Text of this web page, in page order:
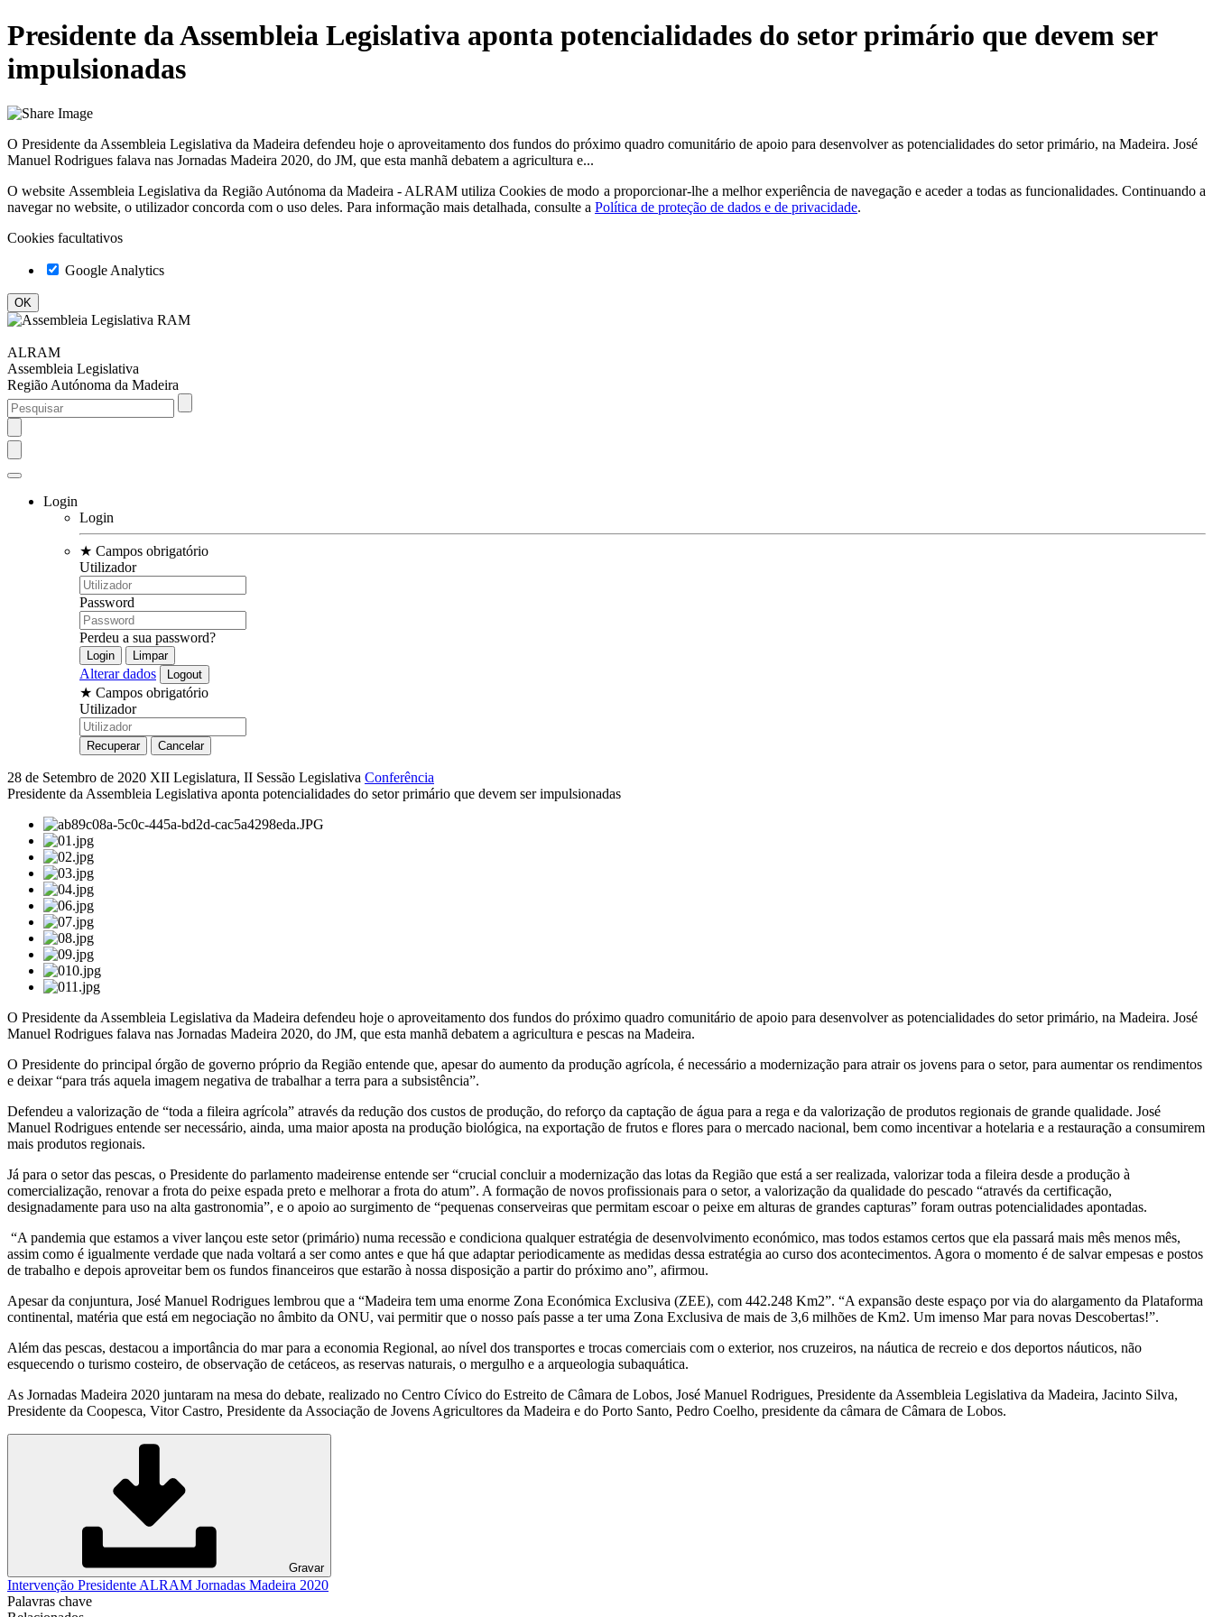
Presidente da Assembleia Legislativa aponta potencialidades do setor primário que devem ser
impulsionadas
O Presidente da Assembleia Legislativa da Madeira defendeu hoje o aproveitamento dos fundos do próximo quadro comunitário de apoio para desenvolver as potencialidades do setor primário, na Madeira. José
Manuel Rodrigues falava nas Jornadas Madeira 2020, do JM, que esta manhã debatem a agricultura e...
O website Assembleia Legislativa da Região Autónoma da Madeira - ALRAM utiliza Cookies de modo a proporcionar-lhe a melhor experiência de navegação e aceder a todas as funcionalidades. Continuando a
navegar no website, o utilizador concorda com o uso deles. Para informação mais detalhada, consulte a Política de proteção de dados e de privacidade.
Cookies facultativos
Google Analytics
ALRAM
Assembleia Legislativa
Região Autónoma da Madeira
Login
Login
★ Campos obrigatório
Utilizador
Password
Perdeu a sua password?
Alterar dados
★ Campos obrigatório
Utilizador
28 de Setembro de 2020 XII Legislatura, II Sessão Legislativa Conferência
Presidente da Assembleia Legislativa aponta potencialidades do setor primário que devem ser impulsionadas
O Presidente da Assembleia Legislativa da Madeira defendeu hoje o aproveitamento dos fundos do próximo quadro comunitário de apoio para desenvolver as potencialidades do setor primário, na Madeira. José
Manuel Rodrigues falava nas Jornadas Madeira 2020, do JM, que esta manhã debatem a agricultura e pescas na Madeira.
O Presidente do principal órgão de governo próprio da Região entende que, apesar do aumento da produção agrícola, é necessário a modernização para atrair os jovens para o setor, para aumentar os rendimentos
e deixar “para trás aquela imagem negativa de trabalhar a terra para a subsistência”.
Defendeu a valorização de “toda a fileira agrícola” através da redução dos custos de produção, do reforço da captação de água para a rega e da valorização de produtos regionais de grande qualidade. José
Manuel Rodrigues entende ser necessário, ainda, uma maior aposta na produção biológica, na exportação de frutos e flores para o mercado nacional, bem como incentivar a hotelaria e a restauração a consumirem
mais produtos regionais.
Já para o setor das pescas, o Presidente do parlamento madeirense entende ser “crucial concluir a modernização das lotas da Região que está a ser realizada, valorizar toda a fileira desde a produção à
comercialização, renovar a frota do peixe espada preto e melhorar a frota do atum”. A formação de novos profissionais para o setor, a valorização da qualidade do pescado “através da certificação,
designadamente para uso na alta gastronomia”, e o apoio ao surgimento de “pequenas conserveiras que permitam escoar o peixe em alturas de grandes capturas” foram outras potencialidades apontadas.
“A pandemia que estamos a viver lançou este setor (primário) numa recessão e condiciona qualquer estratégia de desenvolvimento económico, mas todos estamos certos que ela passará mais mês menos mês,
assim como é igualmente verdade que nada voltará a ser como antes e que há que adaptar periodicamente as medidas dessa estratégia ao curso dos acontecimentos. Agora o momento é de salvar empesas e postos
de trabalho e depois aproveitar bem os fundos financeiros que estarão à nossa disposição a partir do próximo ano”, afirmou.
Apesar da conjuntura, José Manuel Rodrigues lembrou que a “Madeira tem uma enorme Zona Económica Exclusiva (ZEE), com 442.248 Km2”. “A expansão deste espaço por via do alargamento da Plataforma
continental, matéria que está em negociação no âmbito da ONU, vai permitir que o nosso país passe a ter uma Zona Exclusiva de mais de 3,6 milhões de Km2. Um imenso Mar para novas Descobertas!”.
Além das pescas, destacou a importância do mar para a economia Regional, ao nível dos transportes e trocas comerciais com o exterior, nos cruzeiros, na náutica de recreio e dos deportos náuticos, não
esquecendo o turismo costeiro, de observação de cetáceos, as reservas naturais, o mergulho e a arqueologia subaquática.
As Jornadas Madeira 2020 juntaram na mesa do debate, realizado no Centro Cívico do Estreito de Câmara de Lobos, José Manuel Rodrigues, Presidente da Assembleia Legislativa da Madeira, Jacinto Silva,
Presidente da Coopesca, Vitor Castro, Presidente da Associação de Jovens Agricultores da Madeira e do Porto Santo, Pedro Coelho, presidente da câmara de Câmara de Lobos.
Gravar
Intervenção Presidente ALRAM Jornadas Madeira 2020
Palavras chave